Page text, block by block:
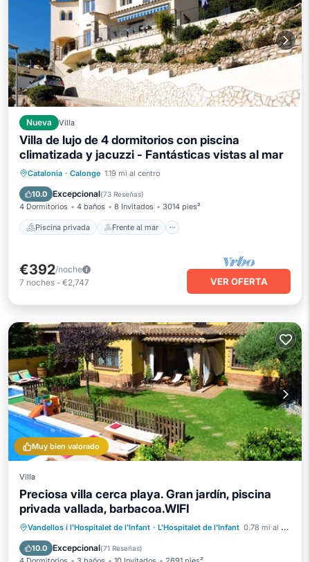
Nueva Villa
Villa de lujo de 4 dormitorios con piscina
climatizada y jacuzzi - Fantásticas vistas al mar
Catalonia · Calonge 1.19 mi al centro
10.0 Excepcional(73 Reseñas)
4 Dormitorios 4 baños 8 Invitados 3014 pies²
Piscina privada Frente al mar
Piscina privada
Frente al mar
Bañera de hidromasaje
€392/noche
7 noches - €2,747 VER OFERTA
Muy bien valorado
Villa
Preciosa villa cerca playa. Gran jardín, piscina
privada vallada, barbacoa.WIFI
Vandellos i l'Hospitalet de l'Infant · L'Hospitalet de l'Infant 0.78 mi al centro
10.0 Excepcional(71 Reseñas)
Piscina privada
Frente al mar
Aparcamiento